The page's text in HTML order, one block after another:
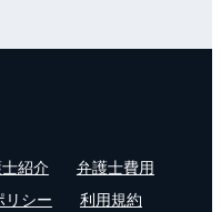
紹介
弁護士費用
リシー 利用規約